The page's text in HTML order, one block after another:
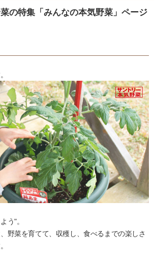
の特集「みんなの本気野菜」ページ
う"。
野菜を育てて、収穫し、食べるまでの楽しさ